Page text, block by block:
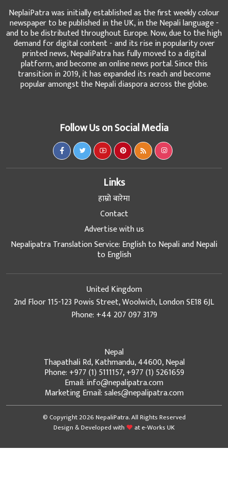
NeplaiPatra was initially established as the first weekly colour
newspaper to be published in the UK, in the Nepali language -
and to be distributed throughout Europe. Now, due to the high
demand for digital content - and its rise in popularity over
printed news, NepaliPatra has fully moved to a digital
platform, and become an online news portal. Since this
transition in 2019, it has expanded its reach and become
popular amongst the Nepali diaspora across the globe.
Follow Us on Social Media
Links
हाम्रो बारेमा
Contact
Advertise with us
Nepalipatra Translation Service: English to Nepali and Nepali
to English
United Kingdom
2nd Floor 115-123 Powis Street, Woolwich, London SE18 6JL
Phone: +44 207 097 3179
Nepal
Thapathali Rd, Kathmandu, 44600, Nepal
Phone: +977 (1) 5111157, +977 (1) 5261659
Email: info@nepalipatra.com
Marketing Email: sales@nepalipatra.com
© Copyright 2026 NepaliPatra. All Rights Reserved
Design & Developed with
ate-Works UK